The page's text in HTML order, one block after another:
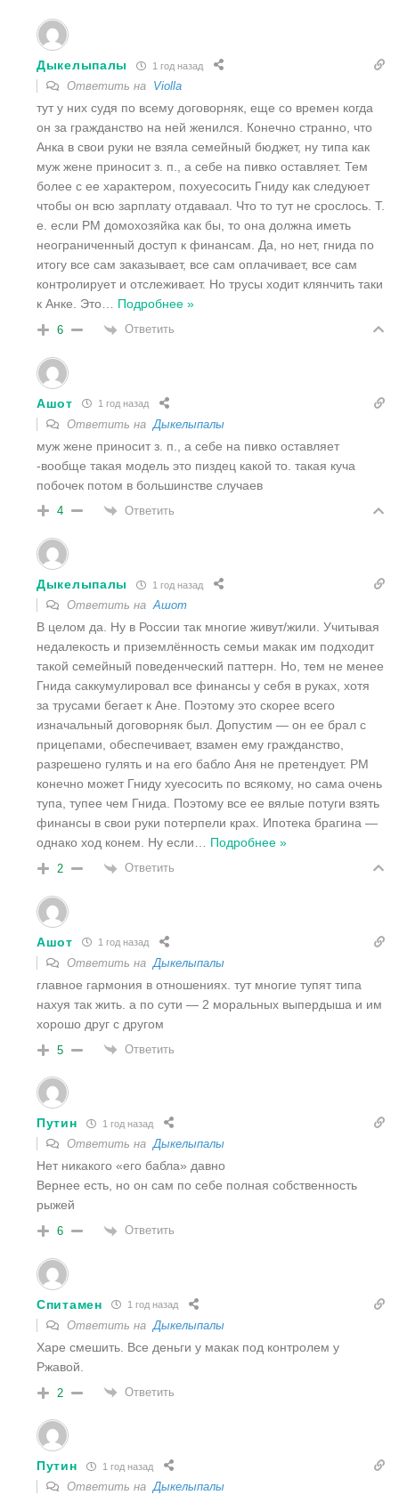
Дыкелыпалы 1 год назад
Ответить на Violla
тут у них судя по всему договорняк, еще со времен когда
он за гражданство на ней женился. Конечно странно, что
Анка в свои руки не взяла семейный бюджет, ну типа как
муж жене приносит з. п., а себе на пивко оставляет. Тем
более с ее характером, похуесосить Гниду как следуюет
чтобы он всю зарплату отдаваал. Что то тут не срослось. Т.
е. если РМ домохозяйка как бы, то она должна иметь
неограниченный доступ к финансам. Да, но нет, гнида по
итогу все сам заказывает, все сам оплачивает, все сам
контролирует и отслеживает. Но трусы ходит клянчить таки
к Анке. Это
Подробнее »
6 Ответить
Ашот 1 год назад
Ответить на Дыкелыпалы
муж жене приносит з. п., а себе на пивко оставляет
-вообще такая модель это пиздец какой то. такая куча
побочек потом в большинстве случаев
4 Ответить
Дыкелыпалы 1 год назад
Ответить наАшот
В целом да. Ну в России так многие живут/жили. Учитывая
недалекость и приземлённость семьи макак им подходит
такой семейный поведенческий паттерн. Но, тем не менее
Гнида саккумулировал все финансы у себя в руках, хотя
за трусами бегает к Ане. Поэтому это скорее всего
изначальный договорняк был. Допустим — он ее брал с
прицепами, обеспечивает, взамен ему гражданство,
разрешено гулять и на его бабло Аня не претендует. РМ
конечно может Гниду хуесосить по всякому, но сама очень
тупа, тупее чем Гнида. Поэтому все ее вялые потуги взять
финансы в свои руки потерпели крах. Ипотека брагина —
однако ход конем. Ну если
Подробнее »
2 Ответить
Ашот 1 год назад
Ответить на Дыкелыпалы
главное гармония в отношениях. тут многие тупят типа
нахуя так жить. а по сути — 2 моральных выпердыша и им
хорошо друг с другом
5 Ответить
Путин 1 год назад
Ответить наДыкелыпалы
Нет никакого «его бабла» давно
Вернее есть, но он сам по себе полная собственность
рыжей
6 Ответить
Спитамен 1 год назад
Ответить на Дыкелыпалы
Харе смешить. Все деньги у макак под контролем у
Ржавой.
2 Ответить
Путин 1 год назад
Ответить наДыкелыпалы